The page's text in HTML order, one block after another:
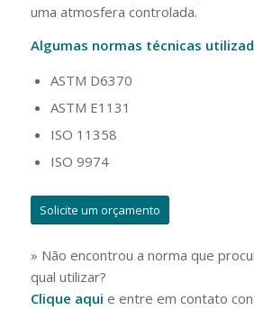
uma atmosfera controlada.
Algumas normas técnicas
ASTM D6370
ASTM E1131
ISO 11358
ISO 9974
Solicite um orçamento
» Não encontrou a norma que
qual utilizar?
Clique aqui e entre em contato